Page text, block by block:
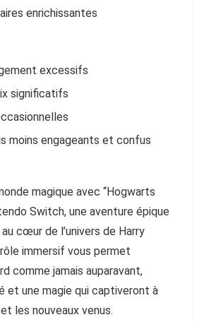
enrichissantes
excessifs
significatifs
moins engageants et confus
magique avec “Hogwarts
Switch, une aventure épique
cœur de l’univers de Harry
immersif vous permet
comme jamais auparavant,
et une magie qui captiveront à
les nouveaux venus.